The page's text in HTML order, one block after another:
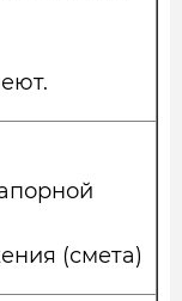
(смета)